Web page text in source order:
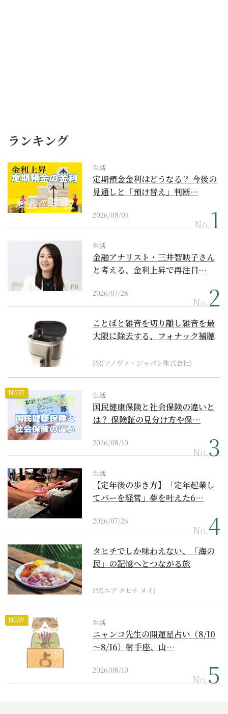
ランキング
生活
定期預金金利はどうなる？ 今後の
見通しと「預け替え」判断…
2026/08/03
No.
PR
生活
金融アナリスト・三井智映子さん
と考える、金利上昇で再注目…
2026/07/28
No.
ことばと雑音を切り離し雑音を最
大限に除去する、フォナック補聴
PR(ソノヴァ・ジャパン株式会社)
NEW 生活
国民健康保険と社会保険の違いと
は？ 保険証の見分け方や保…
2026/08/10
No.
生活
【定年後の歩き方】「定年起業し
てバーを経営」夢を叶えた6…
2026/07/26
No.
タヒチでしか味わえない、「海の
民」の記憶へとつながる旅
PR(エア タヒチ ヌイ)
NEW 生活
ニャンコ先生の開運星占い（8/10
～8/16）射手座、山…
2026/08/10
No.